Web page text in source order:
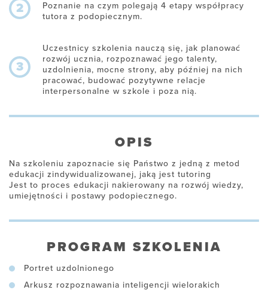
2
Poznanie na czym polegają 4 etapy współpracy
tutora z podopiecznym.
3
Uczestnicy szkolenia nauczą się, jak planować
rozwój ucznia, rozpoznawać jego talenty,
uzdolnienia, mocne strony, aby później na nich
pracować, budować pozytywne relacje
interpersonalne w szkole i poza nią.
OPIS
Na szkoleniu zapoznacie się Państwo z jedną z metod
edukacji zindywidualizowanej, jaką jest tutoring
Jest to proces edukacji nakierowany na rozwój wiedzy,
umiejętności i postawy podopiecznego.
PROGRAM SZKOLENIA
Portret uzdolnionego
Arkusz rozpoznawania inteligencji wielorakich